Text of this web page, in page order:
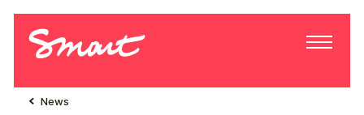
News